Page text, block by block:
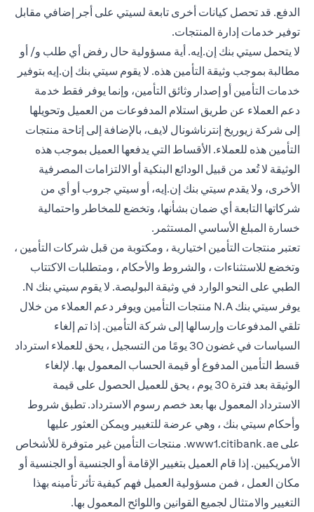
الدفع. قد تحصل كيانات أخرى تابعة لسيتي على أجر إضافي مقابل
توفير خدمات إدارة المنتجات.
لا يتحمل سيتي بنك إن.إيه. أية مسؤولية حال رفض أي طلب و/ أو
مطالبة بموجب وثيقة التأمين هذه. لا يقوم سيتي بنك إن.إيه بتوفير
خدمات التأمين أو إصدار وثائق التأمين، وإنما يوفر فقط خدمة
دعم العملاء عن طريق استلام المدفوعات من العميل وتحويلها
إلى شركة زيوريخ إنترناشونال لايف، بالإضافة إلى إتاحة منتجات
التأمين هذه للعملاء. الأقساط التي يدفعها العميل بموجب هذه
الوثيقة لا تُعد من قبيل الودائع البنكية أو الالتزامات المصرفية
الأخرى، ولا يقدم سيتي بنك إن.إيه، أو سيتي جروب أو أي من
شركاتها التابعة أي ضمان بشأنها، وتخضع للمخاطر واحتمالية
خسارة المبلغ الأساسي المستثمر.
تعتبر منتجات التأمين اختيارية ، ومكتوبة من قبل شركات التأمين ،
وتخضع للاستثناءات ، والشروط والأحكام ، ومتطلبات الاكتتاب
الطبي على النحو الوارد في وثيقة البوليصة. لا يقوم سيتي بنك N.
يوفر سيتي بنك N.A منتجات التأمين ويوفر دعم العملاء من خلال
تلقي المدفوعات وإرسالها إلى شركة التأمين. إذا تم إلغاء
السياسات في غضون 30 يومًا من التسجيل ، يحق للعملاء استرداد
قسط التأمين المدفوع أو قيمة الحساب المعمول بها. لإلغاء
الوثيقة بعد فترة 30 يوم ، يحق للعميل الحصول على قيمة
الاسترداد المعمول بها بعد خصم رسوم الاسترداد. تطبق شروط
وأحكام سيتي بنك ، وهي عرضة للتغيير ويمكن العثور عليها
على www1.citibank.ae
(opens in a new tab). منتجات التأمين غير متوفرة للأشخاص
الأمريكيين. إذا قام العميل بتغيير الإقامة أو الجنسية أو الجنسية أو
مكان العمل ، فمن مسؤولية العميل فهم كيفية تأثر تأمينه بهذا
التغيير والامتثال لجميع القوانين واللوائح المعمول بها.